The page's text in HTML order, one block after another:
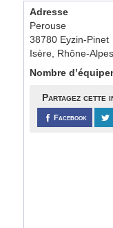
Adresse
Perouse
38780 Eyzin-Pinet
Isère, Rhône-Alpes
Nombre
Partagez cette
Facebook